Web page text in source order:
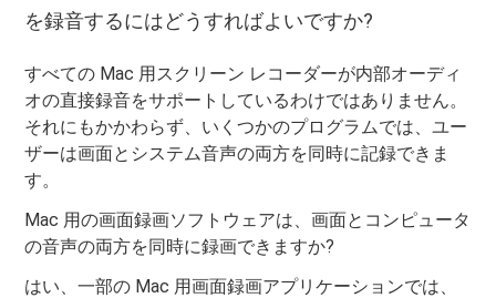
を録音するにはどうすればよいですか?
すべての Mac 用スクリーン レコーダーが内部オーディ
オの直接録音をサポートしているわけではありません。
それにもかかわらず、いくつかのプログラムでは、ユー
ザーは画面とシステム音声の両方を同時に記録できま
す。
Mac 用の画面録画ソフトウェアは、画面とコンピュータ
の音声の両方を同時に録画できますか?
はい、一部の Mac 用画面録画アプリケーションでは、